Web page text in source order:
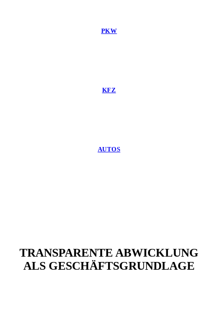
PKW
KFZ
AUTOS
TRANSPARENTE ABWICKLUNG
ALS GESCHÄFTSGRUNDLAGE